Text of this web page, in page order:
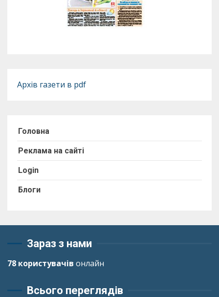
Архів газети в pdf
Головна
Реклама на сайті
Login
Блоги
Зараз з нами
78 користувачів онлайн
Всього переглядів